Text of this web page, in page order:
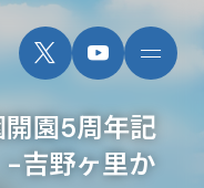
園5周年記
野ヶ里か